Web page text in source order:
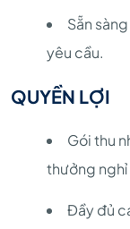
Sẵn
yêu cầu.
QUYỀN LỢI
Gói thu
thưởng
Đầy đủ